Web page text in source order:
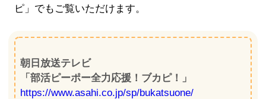
ピ」でもご覧いただけます。
朝日放送テレビ
「部活ピーポー全力応援！ブカピ！」
https://www.asahi.co.jp/sp/bukatsuone/